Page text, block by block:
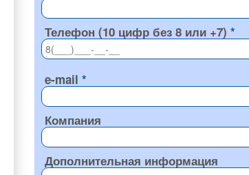
Телефон (10 цифр без 8 или +7)
e-mail
Компания
Дополнительная информация